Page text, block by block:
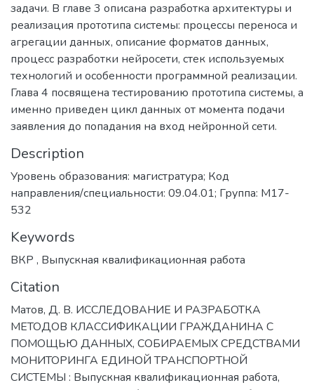
задачи. В главе 3 описана разработка архитектуры и
реализация прототипа системы: процессы переноса и
агрегации данных, описание форматов данных,
процесс разработки нейросети, стек используемых
технологий и особенности программной реализации.
Глава 4 посвящена тестированию прототипа системы, а
именно приведен цикл данных от момента подачи
заявления до попадания на вход нейронной сети.
Description
Уровень образования: магистратура; Код
направления/специальности: 09.04.01; Группа: М17-
532
Keywords
ВКР , Выпускная квалификационная работа
Citation
Матов, Д. В. ИССЛЕДОВАНИЕ И РАЗРАБОТКА
МЕТОДОВ КЛАССИФИКАЦИИ ГРАЖДАНИНА С
ПОМОЩЬЮ ДАННЫХ, СОБИРАЕМЫХ СРЕДСТВАМИ
МОНИТОРИНГА ЕДИНОЙ ТРАНСПОРТНОЙ
СИСТЕМЫ : Выпускная квалификационная работа,